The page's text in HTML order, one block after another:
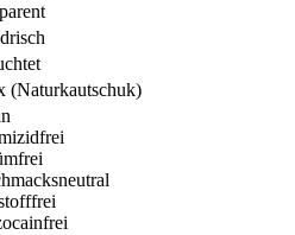
(Naturkautschuk)